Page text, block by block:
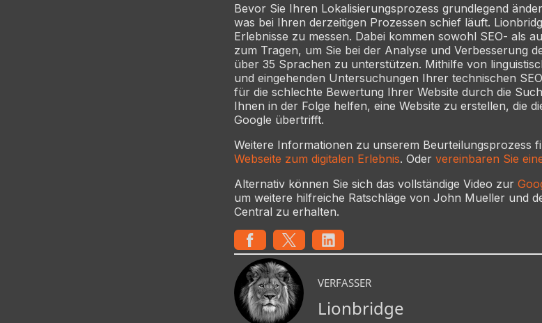
Bevor Sie Ihren Lokalisierungsprozess grundlegend
was bei Ihren derzeitigen Prozessen schief läuft.
Erlebnisse zu messen. Dabei kommen sowohl SEO- als
zum Tragen, um Sie bei der Analyse und Verbesserung
über 35 Sprachen zu unterstützen. Mithilfe von
und eingehenden Untersuchungen Ihrer technischen
für die schlechte Bewertung Ihrer Website durch die
Ihnen in der Folge helfen, eine Website zu erstellen, die
Google übertrifft.
Weitere Informationen zu unserem Beurteilungsprozess
Webseite zum digitalen Erlebnis. Oder vereinbaren Sie
Alternativ können Sie sich das vollständige Video zur
um weitere hilfreiche Ratschläge von John Mueller und
Central zu erhalten.
VERFASSER
Lionbridge